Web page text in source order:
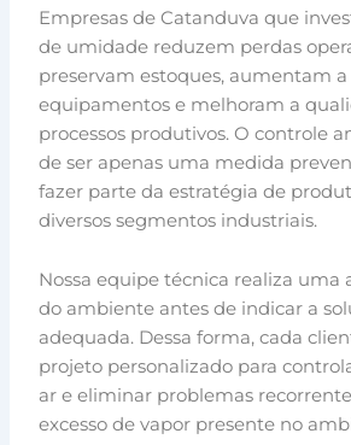
Empresas de Catanduva que
de umidade reduzem perdas
preservam estoques, aumentam
equipamentos e melhoram a
processos produtivos. O controle
de ser apenas uma medida
fazer parte da estratégia de
diversos segmentos industriais.
Nossa equipe técnica realiza uma
do ambiente antes de indicar a
adequada. Dessa forma, cada
projeto personalizado para
ar e eliminar problemas
excesso de vapor presente no